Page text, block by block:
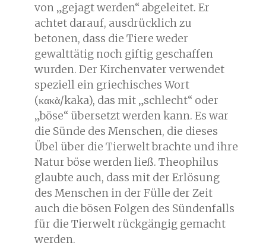
von „gejagt werden“ abgeleitet. Er
achtet darauf, ausdrücklich zu
betonen, dass die Tiere weder
gewalttätig noch giftig geschaffen
wurden. Der Kirchenvater verwendet
speziell ein griechisches Wort
(κακὰ/kaka), das mit „schlecht“ oder
„böse“ übersetzt werden kann. Es war
die Sünde des Menschen, die dieses
Übel über die Tierwelt brachte und ihre
Natur böse werden ließ. Theophilus
glaubte auch, dass mit der Erlösung
des Menschen in der Fülle der Zeit
auch die bösen Folgen des Sündenfalls
für die Tierwelt rückgängig gemacht
werden.